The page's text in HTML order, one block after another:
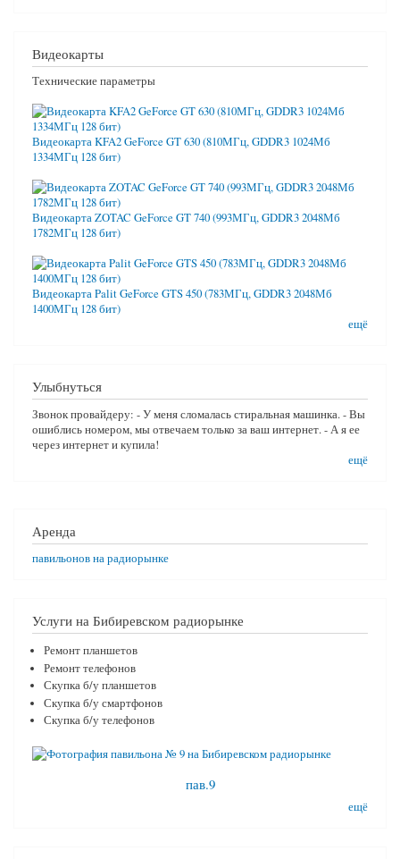
Видеокарты
Технические параметры
Видеокарта KFA2 GeForce GT 630 (810МГц, GDDR3 1024Мб
1334МГц 128 бит)
Видеокарта ZOTAC GeForce GT 740 (993МГц, GDDR3 2048Мб
1782МГц 128 бит)
Видеокарта Palit GeForce GTS 450 (783МГц, GDDR3 2048Мб
1400МГц 128 бит)
ещё
Улыбнуться
Звонок провайдеру: - У меня сломалась стиральная машинка. - Вы
ошиблись номером, мы отвечаем только за ваш интернет. - А я ее
через интернет и купила!
ещё
Аренда
павильонов на радиорынке
Услуги на Бибиревском радиорынке
Ремонт планшетов
Ремонт телефонов
Скупка б/у планшетов
Скупка б/у смартфонов
Скупка б/у телефонов
пав.9
ещё